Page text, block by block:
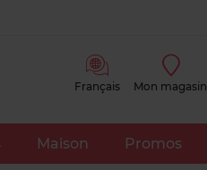
Français Mon magasin
Maison Promos